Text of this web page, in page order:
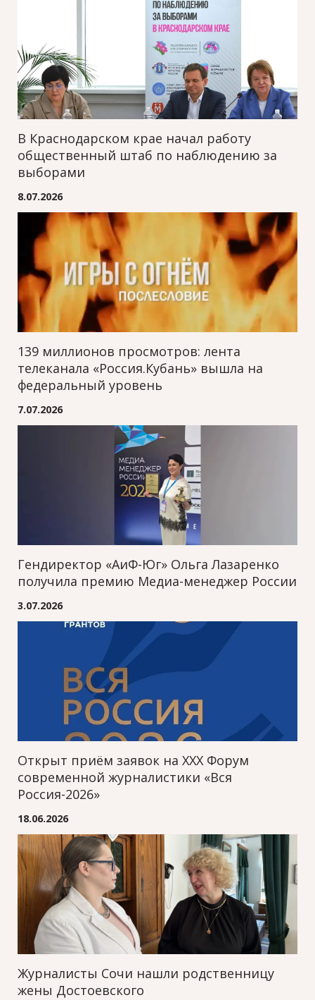
В Краснодарском крае начал работу
общественный штаб по наблюдению за
выборами
8.07.2026
139 миллионов просмотров: лента
телеканала «Россия.Кубань» вышла на
федеральный уровень
7.07.2026
Гендиректор «АиФ-Юг» Ольга Лазаренко
получила премию Медиа-менеджер России
3.07.2026
Открыт приём заявок на XXХ Форум
современной журналистики «Вся
Россия-2026»
18.06.2026
Журналисты Сочи нашли родственницу
жены Достоевского